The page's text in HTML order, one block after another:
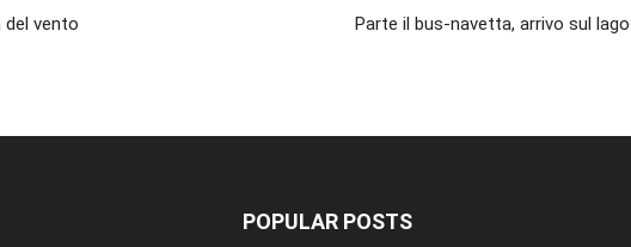
del vento Parte il bus-navetta, arrivo sul lago
POPULAR POSTS